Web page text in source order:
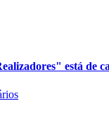
está de